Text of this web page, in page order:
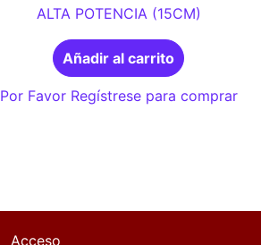
ALTA POTENCIA (15CM)
Añadir al carrito
Por Favor Regístrese para comprar
Acceso